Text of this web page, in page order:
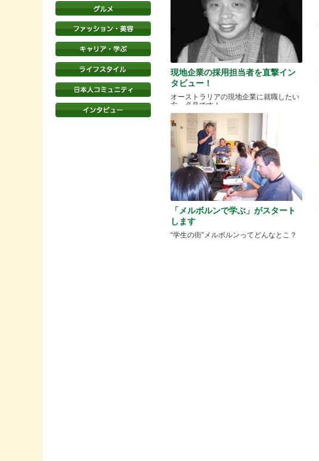
現地企業の採用担当者を直撃イン
タビュー！
オーストラリアの現地企業に就職したい
方、必見です！
「メルボルンで学ぶ」がスタート
します
“学生の街”メルボルンってどんなとこ？